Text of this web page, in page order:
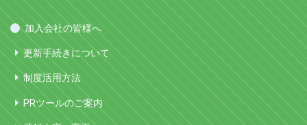
加入会社の皆様へ
更新手続きについて
制度活用方法
PRツールのご案内